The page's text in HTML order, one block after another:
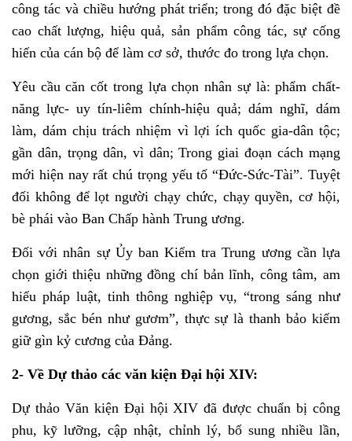
công tác và chiều hướng phát triển; trong đó đặc biệt đề
cao chất lượng, hiệu quả, sản phẩm công tác, sự cống
hiến của cán bộ để làm cơ sở, thước đo trong lựa chọn.
Yêu cầu căn cốt trong lựa chọn nhân sự là: phẩm chất-
năng lực- uy tín-liêm chính-hiệu quả; dám nghĩ, dám
làm, dám chịu trách nhiệm vì lợi ích quốc gia-dân tộc;
gần dân, trọng dân, vì dân; Trong giai đoạn cách mạng
mới hiện nay rất chú trọng yếu tố “Đức-Sức-Tài”. Tuyệt
đối không để lọt người chạy chức, chạy quyền, cơ hội,
bè phái vào Ban Chấp hành Trung ương.
Đối với nhân sự Ủy ban Kiểm tra Trung ương cần lựa
chọn giới thiệu những đồng chí bản lĩnh, công tâm, am
hiểu pháp luật, tinh thông nghiệp vụ, “trong sáng như
gương, sắc bén như gươm”, thực sự là thanh bảo kiếm
giữ gìn kỷ cương của Đảng.
2- Về Dự thảo các văn kiện Đại hội XIV:
Dự thảo Văn kiện Đại hội XIV đã được chuẩn bị công
phu, kỹ lưỡng, cập nhật, chỉnh lý, bổ sung nhiều lần,